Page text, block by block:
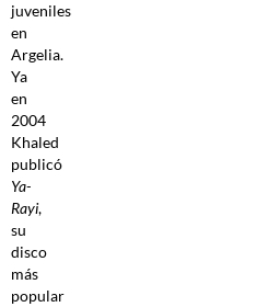
juveniles
en
Argelia.
Ya
en
2004
Khaled
publicó
Ya-
Rayi,
su
disco
más
popular